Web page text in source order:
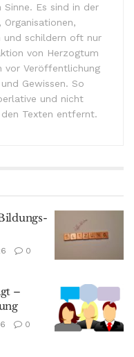
Sinne. Es sind in der
Organisationen,
und schildern oft nur
von Herzogtum
vor Veröffentlichung
Gewissen. So
und nicht
Texten entfernt.
0
–
0